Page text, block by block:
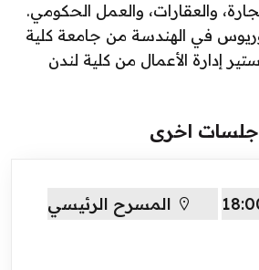
والعقارات، والعمل الحكومي.
في الهندسة من جامعة كلية
إدارة الأعمال من كلية لندن
جلسات اخرى
المسرح الرئيسي